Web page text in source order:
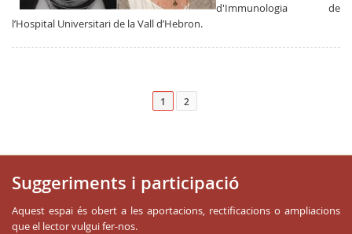
d'Immunologia de
l’Hospital Universitari de la Vall d’Hebron.
1 2
Suggeriments i participació
Aquest espai és obert a les aportacions, rectificacions o ampliacions
que el lector vulgui fer-nos.